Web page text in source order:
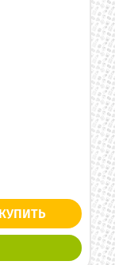
КУПИТЬ